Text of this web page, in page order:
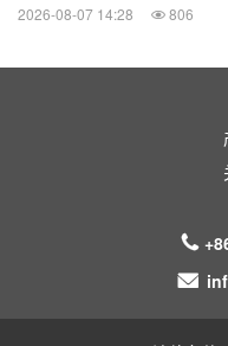
2026-08-07 14:28 806